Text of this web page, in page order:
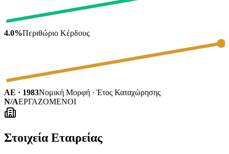
4.0%Περιθώριο Κέρδους
ΑΕ · 1983Νομική Μορφή · Έτος Καταχώρησης
N/AΕΡΓΑΖΟΜΕΝΟΙ
Στοιχεία Εταιρείας